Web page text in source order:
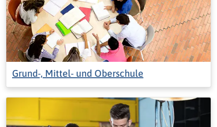
Grund-, Mittel- und Oberschule